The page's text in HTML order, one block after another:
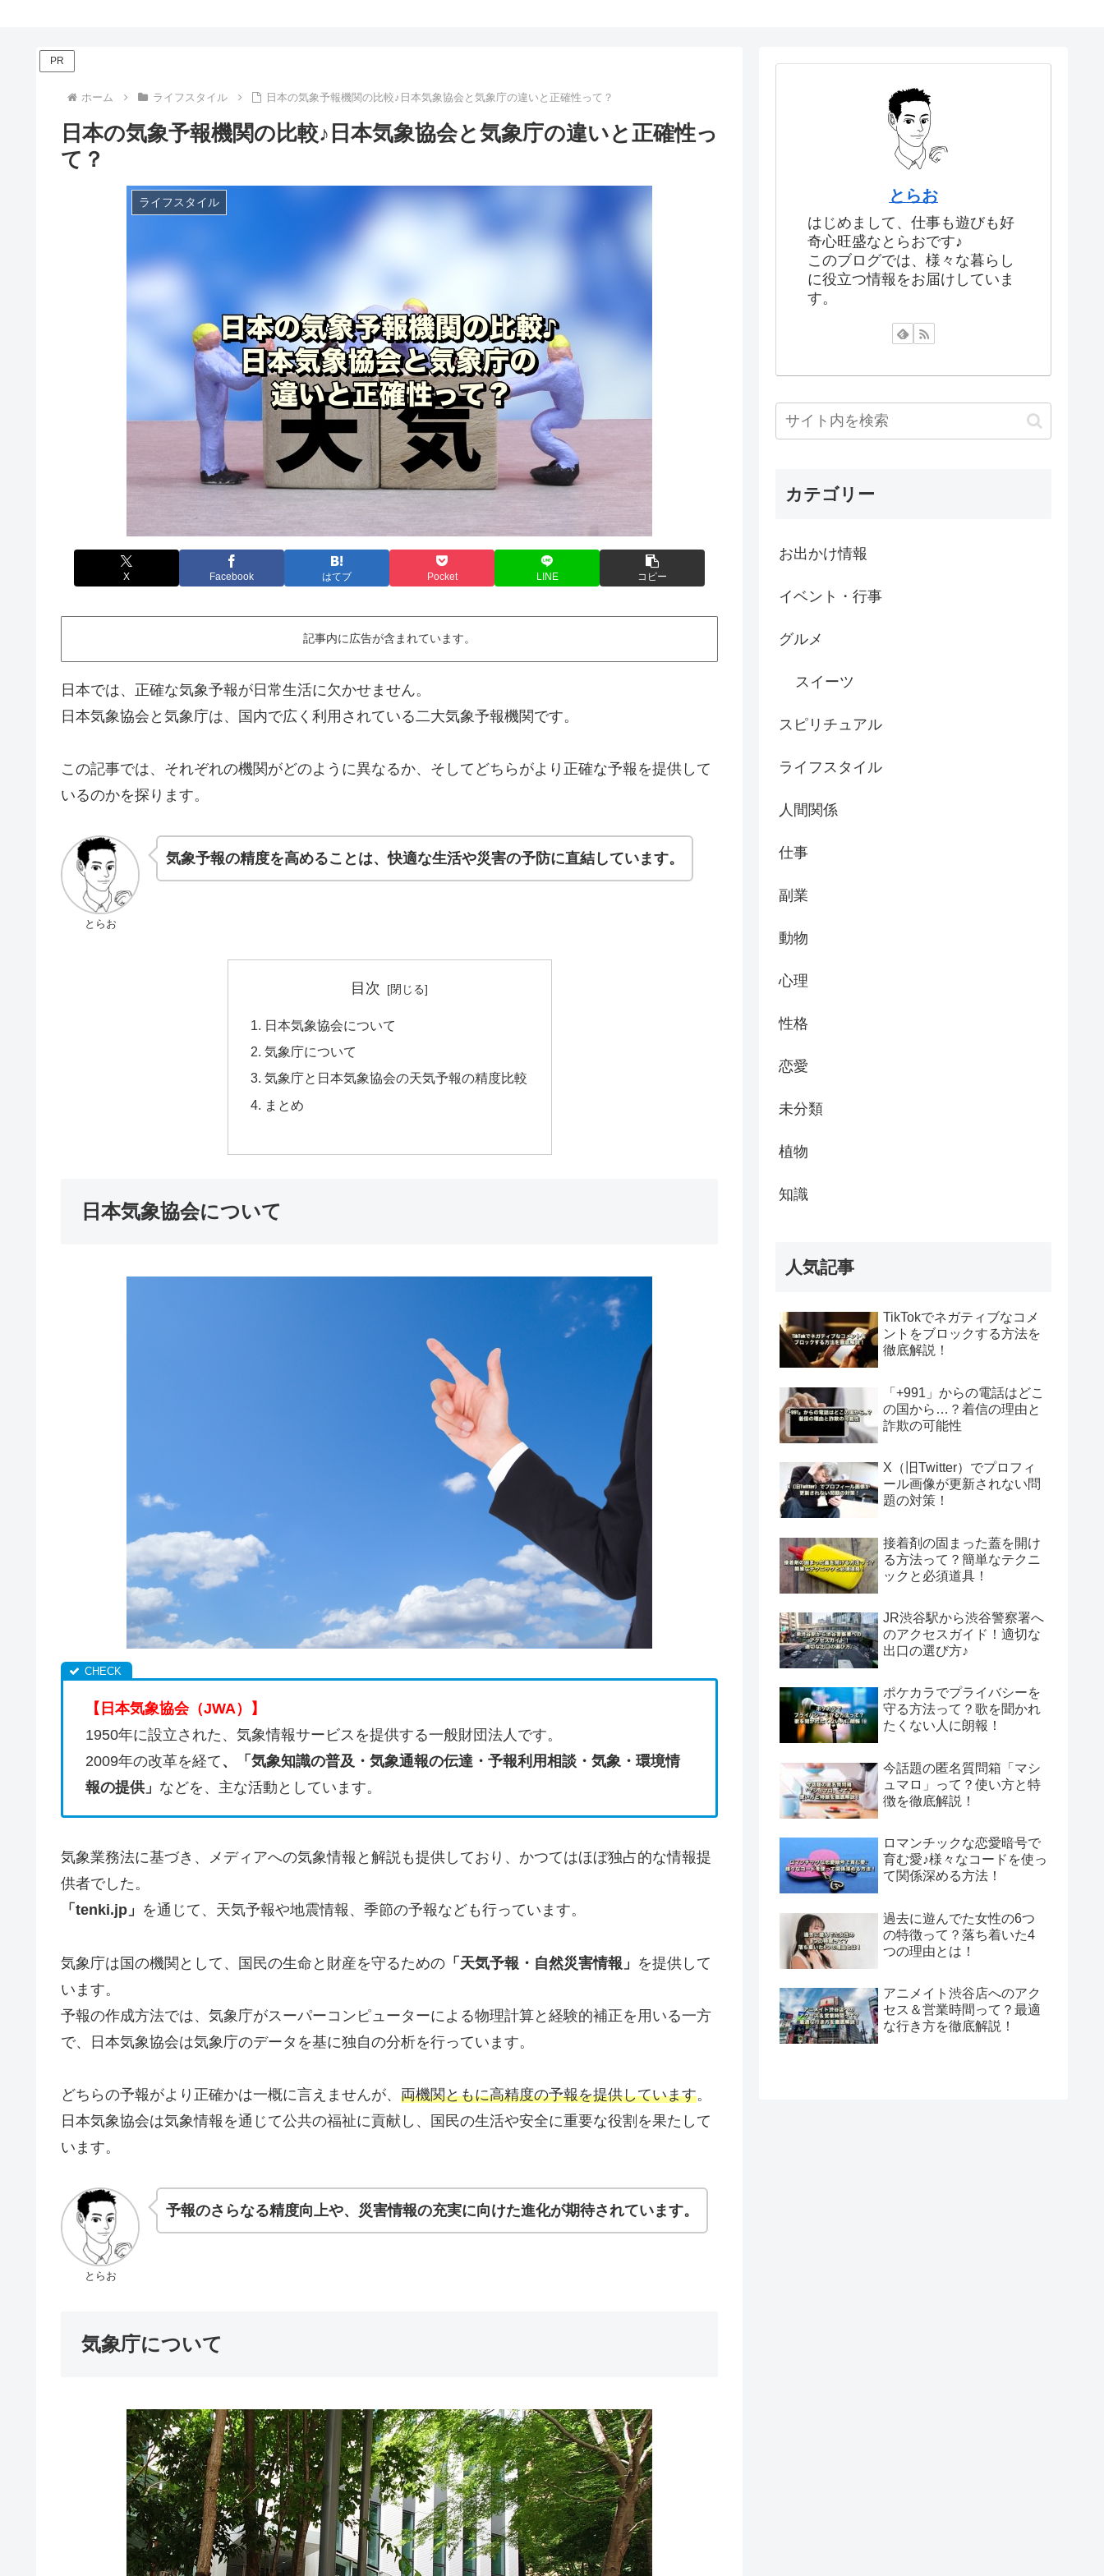
PR
ホーム ライフスタイル 日本の気象予報機関の比較♪日本気象協会と気象庁の違いと正確性って？
日本の気象予報機関の比較♪日本気象協会と気象庁の違いと正確性っ
て？
ライフスタイル
X Facebook はてブ Pocket LINE コピー
記事内に広告が含まれています。
日本では、正確な気象予報が日常生活に欠かせません。
日本気象協会と気象庁は、国内で広く利用されている二大気象予報機関です。
この記事では、それぞれの機関がどのように異なるか、そしてどちらがより正確な予報を提供して
いるのかを探ります。
とらお
気象予報の精度を高めることは、快適な生活や災害の予防に直結しています。
目次
日本気象協会について
気象庁について
気象庁と日本気象協会の天気予報の精度比較
まとめ
日本気象協会について
【日本気象協会（JWA）】
1950年に設立された、気象情報サービスを提供する一般財団法人です。
2009年の改革を経て 、「気象知識の普及・気象通報の伝達・予報利用相談・気象・環境情
報の提供」 などを、主な活動としています。
気象業務法に基づき、メディアへの気象情報と解説も提供しており、かつてはほぼ独占的な情報提
供者でした。
「tenki.jp」 を通じて、天気予報や地震情報、季節の予報なども行っています。
気象庁は国の機関として、国民の生命と財産を守るための 「天気予報・自然災害情報」 を提供して
います。
予報の作成方法では、気象庁がスーパーコンピューターによる物理計算と経験的補正を用いる一方
で、日本気象協会は気象庁のデータを基に独自の分析を行っています。
どちらの予報がより正確かは一概に言えませんが、 両機関ともに高精度の予報を提供しています。
日本気象協会は気象情報を通じて公共の福祉に貢献し、国民の生活や安全に重要な役割を果たして
います。
とらお
予報のさらなる精度向上や、災害情報の充実に向けた進化が期待されています。
気象庁について
とらお
はじめまして、仕事も遊びも好
奇心旺盛なとらおです♪
このブログでは、様々な暮らし
に役立つ情報をお届けしていま
す。
カテゴリー
お出かけ情報
イベント・行事
グルメ
スイーツ
スピリチュアル
ライフスタイル
人間関係
仕事
副業
動物
心理
性格
恋愛
未分類
植物
知識
人気記事
TikTokでネガティブなコメ
ントをブロックする方法を
徹底解説！
「+991」からの電話はどこ
の国から…？着信の理由と
詐欺の可能性
X（旧Twitter）でプロフィ
ール画像が更新されない問
題の対策！
接着剤の固まった蓋を開け
る方法って？簡単なテクニ
ックと必須道具！
JR渋谷駅から渋谷警察署へ
のアクセスガイド！適切な
出口の選び方♪
ポケカラでプライバシーを
守る方法って？歌を聞かれ
たくない人に朗報！
今話題の匿名質問箱「マシ
ュマロ」って？使い方と特
徴を徹底解説！
ロマンチックな恋愛暗号で
育む愛♪様々なコードを使っ
て関係深める方法！
過去に遊んでた女性の6つ
の特徴って？落ち着いた4
つの理由とは！
アニメイト渋谷店へのアク
セス＆営業時間って？最適
な行き方を徹底解説！